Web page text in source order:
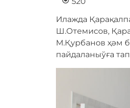
Илажда
Ш.Отемисов,
М.Қурбанов ҳәм
пайдаланыўға